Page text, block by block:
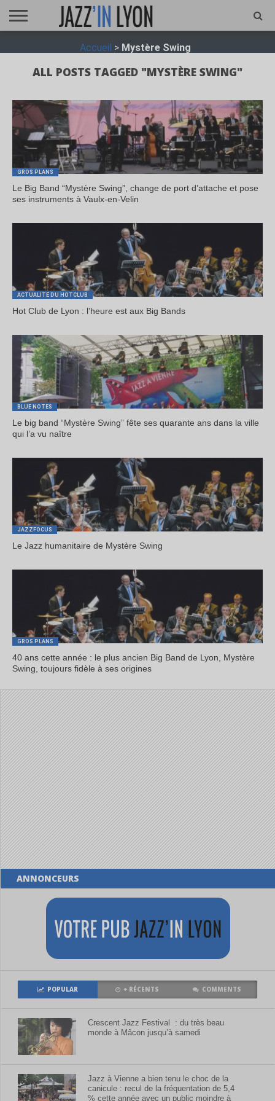
FESTIVAL
VIDÉO
JAZZFOCUS
JAZZAGENDA
JAZZSHOP
ENTRETIEN
OPUS Accueil > Mystère Swing
ALL POSTS TAGGED "MYSTÈRE SWING"
GROS PLANS
Le Big Band “Mystère Swing”, change de port d’attache et pose
ses instruments à Vaulx-en-Velin
ACTUALITÉ DU HOTCLUB
Hot Club de Lyon : l’heure est aux Big Bands
BLUE NOTES
Le big band “Mystère Swing” fête ses quarante ans dans la ville
qui l’a vu naître
JAZZFOCUS
Le Jazz humanitaire de Mystère Swing
GROS PLANS
40 ans cette année : le plus ancien Big Band de Lyon, Mystère
Swing, toujours fidèle à ses origines
ANNONCEURS
POPULAR + RÉCENTS COMMENTS
Crescent Jazz Festival : du très beau
monde à Mâcon jusqu’à samedi
Jazz à Vienne a bien tenu le choc de la
canicule : recul de la fréquentation de 5,4
% cette année avec un public moindre à